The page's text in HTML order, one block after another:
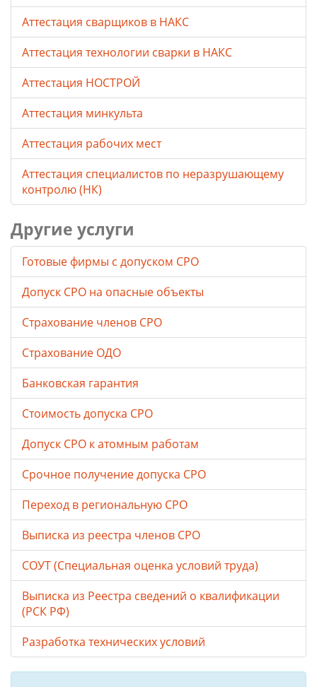
Аттестация сварщиков в НАКС
Аттестация технологии сварки в НАКС
Аттестация НОСТРОЙ
Аттестация минкульта
Аттестация рабочих мест
Аттестация специалистов по неразрушающему
контролю (НК)
Другие услуги
Готовые фирмы с допуском СРО
Допуск СРО на опасные объекты
Страхование членов СРО
Страхование ОДО
Банковская гарантия
Стоимость допуска СРО
Допуск СРО к атомным работам
Срочное получение допуска СРО
Переход в региональную СРО
Выписка из реестра членов СРО
СОУТ (Специальная оценка условий труда)
Выписка из Реестра сведений о квалификации
(РСК РФ)
Разработка технических условий